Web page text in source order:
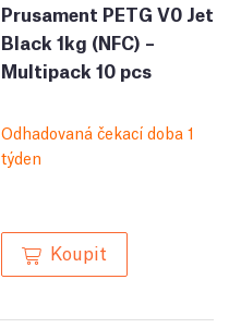
Prusament PETG V0 Jet
Black 1kg (NFC) –
Multipack 10 pcs
Odhadovaná čekací doba 1
týden
Koupit